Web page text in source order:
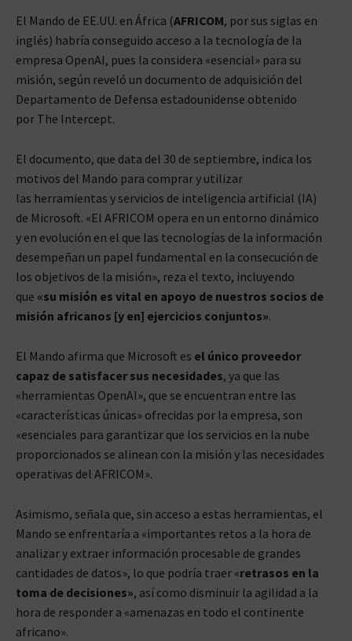
El Mando de EE.UU. en África (AFRICOM, por sus siglas en
inglés) habría conseguido acceso a la tecnología de la
empresa OpenAI, pues la considera «esencial» para su
misión, según reveló un documento de adquisición del
Departamento de Defensa estadounidense obtenido
por The Intercept.
El documento, que data del 30 de septiembre, indica los
motivos del Mando para comprar y utilizar
las herramientas y servicios de inteligencia artificial (IA)
de Microsoft. «El AFRICOM opera en un entorno dinámico
y en evolución en el que las tecnologías de la información
desempeñan un papel fundamental en la consecución de
los objetivos de la misión», reza el texto, incluyendo
que «su misión es vital en apoyo de nuestros socios de
misión africanos [y en] ejercicios conjuntos».
El Mando afirma que Microsoft es el único proveedor
capaz de satisfacer sus necesidades, ya que las
«herramientas OpenAI», que se encuentran entre las
«características únicas» ofrecidas por la empresa, son
«esenciales para garantizar que los servicios en la nube
proporcionados se alinean con la misión y las necesidades
operativas del AFRICOM».
Asimismo, señala que, sin acceso a estas herramientas, el
Mando se enfrentaría a «importantes retos a la hora de
analizar y extraer información procesable de grandes
cantidades de datos», lo que podría traer «retrasos en la
toma de decisiones», así como disminuir la agilidad a la
hora de responder a «amenazas en todo el continente
africano».